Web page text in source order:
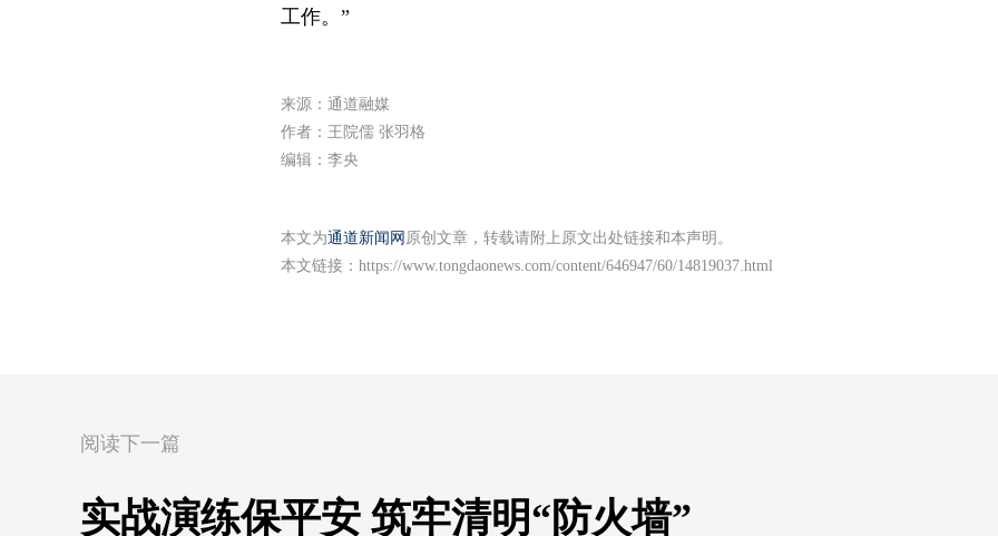
工作。”
来源：通道融媒
作者：王院儒 张羽格
编辑：李央
本文为通道新闻网 原创文章，转载请附上原文出处链接和本声明。
本文链接： https://www.tongdaonews.com/content/646947/60/14819037.html
阅读下一篇
实战演练保平安 筑牢清明“防火墙”